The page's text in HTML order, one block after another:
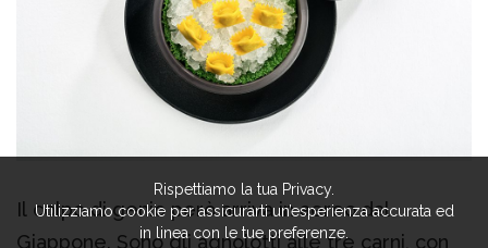
Il colpo di genio però arriva in aereo dal
Giappone. Sono gli agnolotti alle tre carni, con
Rispettiamo la tua Privacy.
Utilizziamo cookie per assicurarti un’esperienza accurata ed
in linea con le tue preferenze.